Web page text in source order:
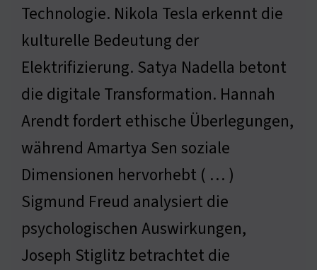
Technologie. Nikola Tesla erkennt die
kulturelle Bedeutung der
Elektrifizierung. Satya Nadella betont
die digitale Transformation. Hannah
Arendt fordert ethische Überlegungen,
während Amartya Sen soziale
Dimensionen hervorhebt ( … )
Sigmund Freud analysiert die
psychologischen Auswirkungen,
Joseph Stiglitz betrachtet die